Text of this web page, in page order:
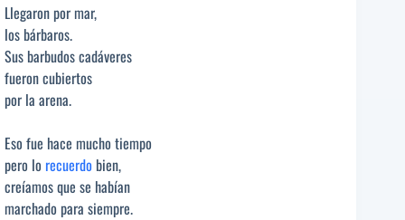
Llegaron por mar,
los bárbaros.
Sus barbudos cadáveres
fueron cubiertos
por la arena.
Eso fue hace mucho tiempo
pero lo recuerdo bien,
creíamos que se habían
marchado para siempre.